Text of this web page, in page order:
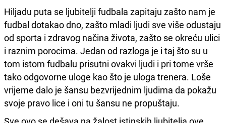
Hiljadu puta se ljubitelji fudbala zapitaju zašto nam je
fudbal dotakao dno, zašto mladi ljudi sve više odustaju
od sporta i zdravog načina života, zašto se okreću ulici
i raznim porocima. Jedan od razloga je i taj što su u
tom istom fudbalu prisutni ovakvi ljudi i pri tome vrše
tako odgovorne uloge kao što je uloga trenera. Loše
vrijeme dalo je šansu bezvrijednim ljudima da pokažu
svoje pravo lice i oni tu šansu ne propuštaju.